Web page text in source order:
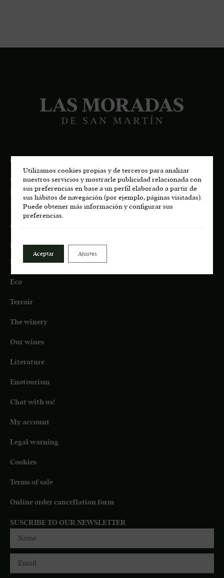
CONTACT
Viñedos de San Martín, S.L.U.
Pago de Los Castillejos, Ctra. M-541 Km 4,7
28680 San Martín de Valdeiglesias, MADRID
About us:
+34 687 45 72 35
bodega.lasmoradas@grupoenate.es
Shop
Eco
Terroir
The winery
Our wines
Literature
Enotourism
Chat with us!
My account
Legal warning
Cookies
Terms of sale
Online order cancellation form
SUSCRIBE TO OUR NEWSLETTER
Utilizamos cookies propias y de terceros para analizar
nuestros servicios y mostrarle publicidad relacionada con
sus preferencias en base a un perfil elaborado a partir de
sus hábitos de navegación (por ejemplo, páginas visitadas).
Puede obtener más información y configurar sus
preferencias.
Aceptar Ajustes